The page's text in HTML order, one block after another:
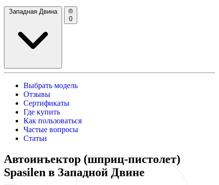
Западная Двина
0
Выбрать модель
Отзывы
Сертификаты
Где купить
Как пользоваться
Частые вопросы
Статьи
Автоинъектор (шприц-пистолет)
Spasilen в Западной Двине